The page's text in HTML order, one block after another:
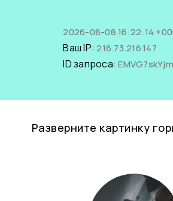
2026-08-08 16:22:14
Ваш IP:216.73.216.147
ID запроса:
Разверните картинку